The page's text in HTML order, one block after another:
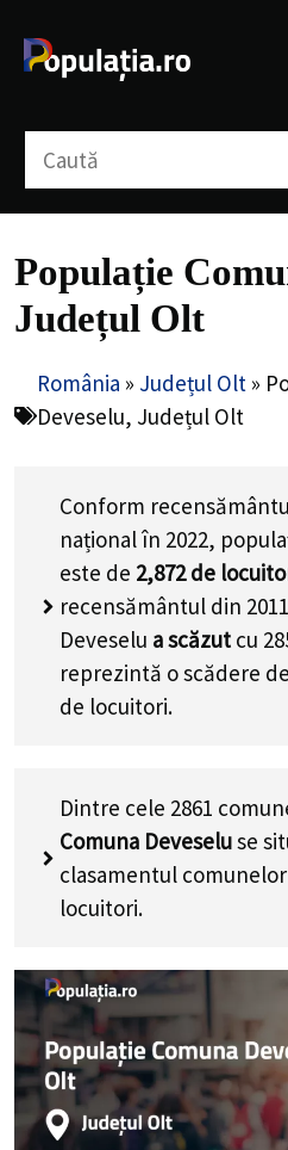
conținut
Populație
Județul Olt
România » Județul Olt »
Deveselu, Județul Olt
Conform
național în 2022,
este de 2,872de
recensământul din
Deveselu a scăzut cu
reprezintă o scădere
de locuitori.
Dintre cele 2861
Comuna Deveseluse
clasamentul
locuitori.